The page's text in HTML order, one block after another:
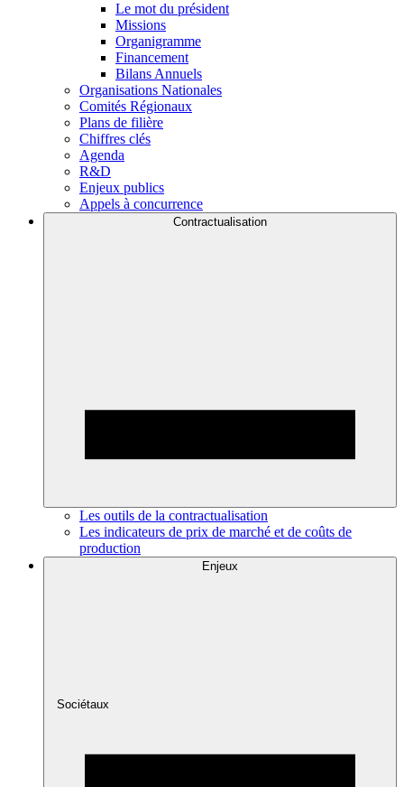
Le mot du président
Missions
Organigramme
Financement
Bilans Annuels
Organisations Nationales
Comités Régionaux
Plans de filière
Chiffres clés
Agenda
R&D
Enjeux publics
Appels à concurrence
Contractualisation
Les outils de la contractualisation
Les indicateurs de prix de marché et de coûts de
production
Enjeux
Sociétaux